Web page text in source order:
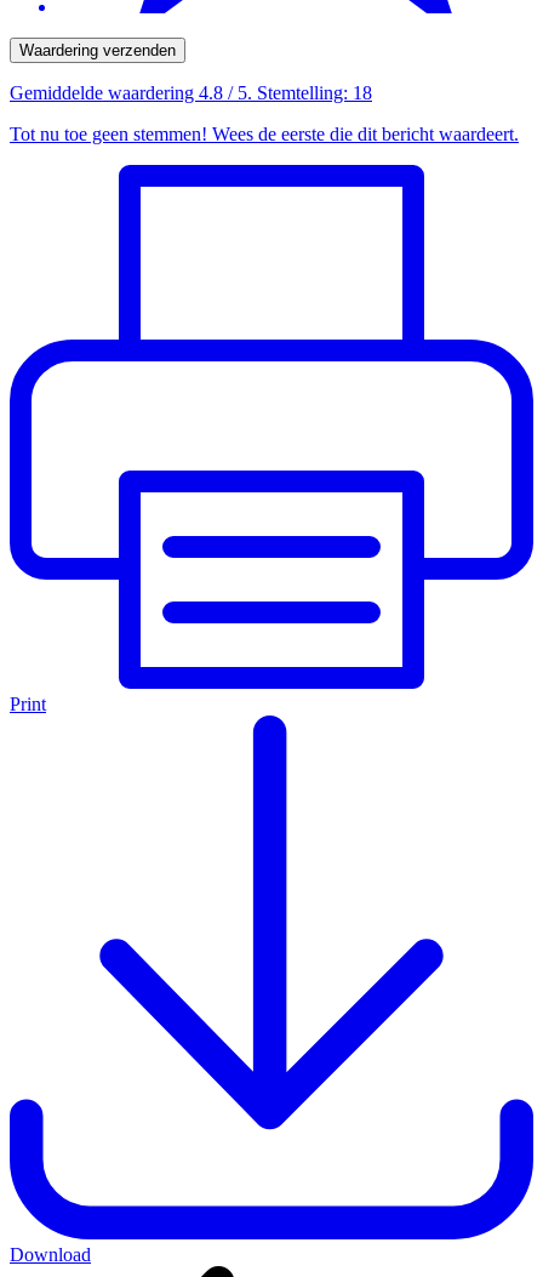
Waardering verzenden
Gemiddelde waardering 4.8 / 5. Stemtelling: 18
Tot nu toe geen stemmen! Wees de eerste die dit bericht waardeert.
Print
Download